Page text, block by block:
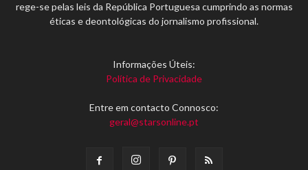
rege-se pelas leis da República Portuguesa cumprindo as normas
éticas e deontológicas do jornalismo profissional.
Informações Úteis:
Política de Privacidade
Entre em contacto Connosco:
geral@starsonline.pt